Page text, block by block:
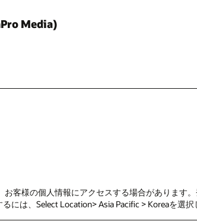
Media)
客様の個人情報にアクセスする場合があります
は、Select Location> Asia Pacific > Koreaを選択